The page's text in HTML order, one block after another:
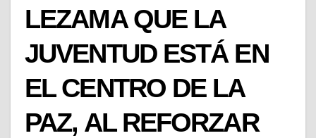
LEZAMA QUE LA
JUVENTUD ESTÁ EN
EL CENTRO DE LA
PAZ, AL REFORZAR